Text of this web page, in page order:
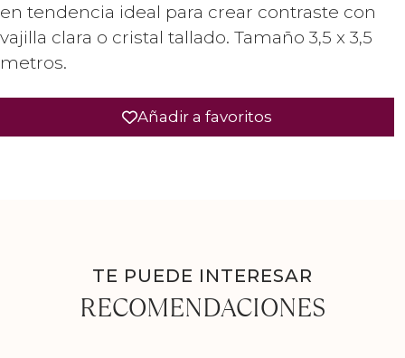
en tendencia ideal para crear contraste con
vajilla clara o cristal tallado. Tamaño 3,5 x 3,5
metros.
Añadir a favoritos
TE PUEDE INTERESAR
RECOMENDACIONES